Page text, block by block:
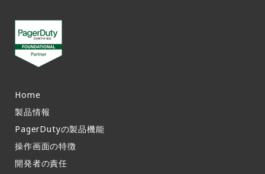
Home
製品情報​
PagerDutyの製品機能​
操作画面の特徴​
開発者の責任